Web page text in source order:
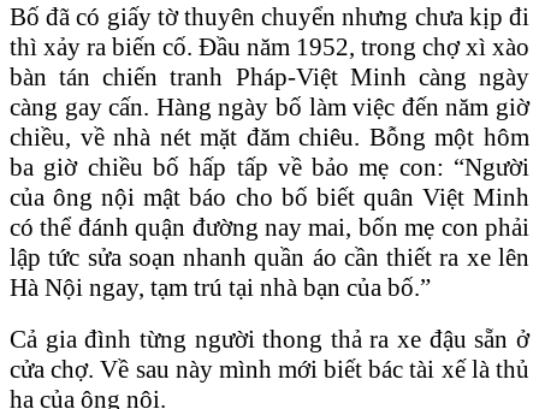
Bố đã có giấy tờ thuyên chuyển nhưng chưa kịp đi
thì xảy ra biến cố. Đầu năm 1952, trong chợ xì xào
bàn tán chiến tranh Pháp-Việt Minh càng ngày
càng gay cấn. Hàng ngày bố làm việc đến năm giờ
chiều, về nhà nét mặt đăm chiêu. Bỗng một hôm
ba giờ chiều bố hấp tấp về bảo mẹ con: “Người
của ông nội mật báo cho bố biết quân Việt Minh
có thể đánh quận đường nay mai, bốn mẹ con phải
lập tức sửa soạn nhanh quần áo cần thiết ra xe lên
Hà Nội ngay, tạm trú tại nhà bạn của bố.”
Cả gia đình từng người thong thả ra xe đậu sẵn ở
cửa chợ. Về sau này mình mới biết bác tài xế là thủ
hạ của ông nội.